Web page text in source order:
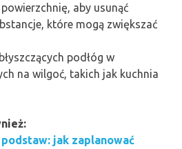
aby usunąć
które mogą zwiększać
podłóg w
na wilgoć, takich jak kuchnia
jak zaplanować